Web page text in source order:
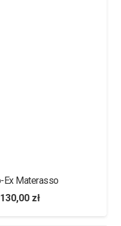
Ex Materasso
zł